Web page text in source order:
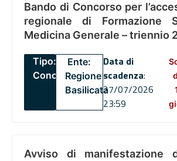
Bando di Concorso per
regionale di Formazione
Medicina Generale – triennio
Tipo:
Concorsi
Ente:
Regione
Basilicata
Data di
scadenza:
27/07/2026
23:59
Avviso di manifestazione